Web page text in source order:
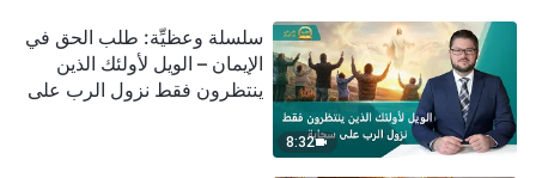
8:32
سلسلة وعظيِّة: طلب الحق في
الإيمان – الويل لأولئك الذين
ينتظرون فقط نزول الرب على